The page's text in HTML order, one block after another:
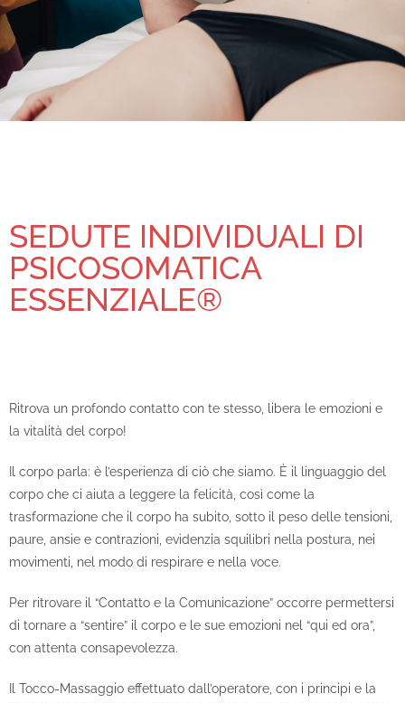
SEDUTE INDIVIDUALI DI
PSICOSOMATICA
ESSENZIALE®
Ritrova un profondo contatto con te stesso, libera le emozioni e
la vitalità del corpo!
Il corpo parla: è l’esperienza di ciò che siamo. È il linguaggio del
corpo che ci aiuta a leggere la felicità, così come la
trasformazione che il corpo ha subito, sotto il peso delle tensioni,
paure, ansie e contrazioni, evidenzia squilibri nella postura, nei
movimenti, nel modo di respirare e nella voce.
Per ritrovare il “Contatto e la Comunicazione” occorre permettersi
di tornare a “sentire” il corpo e le sue emozioni nel “qui ed ora”,
con attenta consapevolezza.
Il Tocco-Massaggio effettuato dall’operatore, con i principi e la